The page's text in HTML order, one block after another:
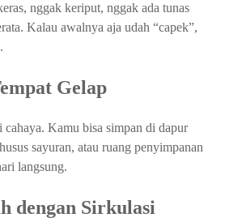
nggak keriput, nggak ada tunas
Kalau awalnya aja udah “capek”,
Gelap
cahaya. Kamu bisa simpan di dapur
sayuran, atau ruang penyimpanan
langsung.
dengan Sirkulasi